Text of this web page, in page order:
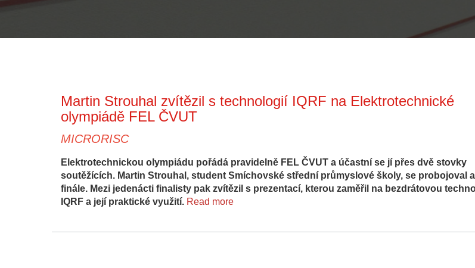
Martin Strouhal zvítězil s technologií IQRF na Elektrotechnické
olympiádě FEL ČVUT
MICRORISC
Elektrotechnickou olympiádu pořádá pravidelně FEL ČVUT a účastní se jí přes dvě stovky
soutěžících. Martin Strouhal, student Smíchovské střední průmyslové školy, se probojoval
finále. Mezi jedenácti finalisty pak zvítězil s prezentací, kterou zaměřil na bezdrátovou
IQRF a její praktické využití. Read more